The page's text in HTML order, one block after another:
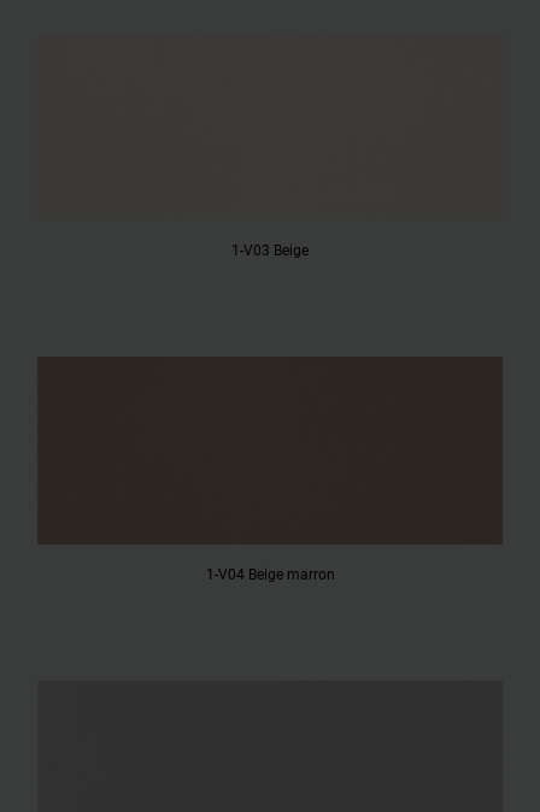
1-V03 Beige
1-V04 Beige marron